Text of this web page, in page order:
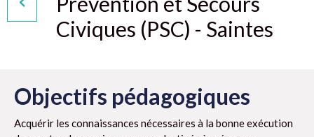
Civiques (PSC) - Saintes
Objectifs pédagogiques
Acquérir les connaissances nécessaires à la bonne exécution